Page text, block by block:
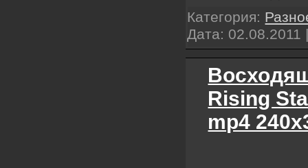
Категория:
Дата: 02.08.2011
Rising
mp4